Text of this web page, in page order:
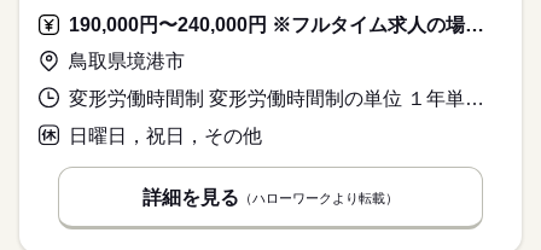
190,000円〜240,000円 ※フルタイム求人の場合は月額（換算額）、パート求人の場合は時間額を表示しています。
鳥取県境港市
変形労働時間制 変形労働時間制の単位 １年単位 就業時間１ 8時00分〜17時15分
日曜日，祝日，その他
詳細を見る （ハローワークより転載）